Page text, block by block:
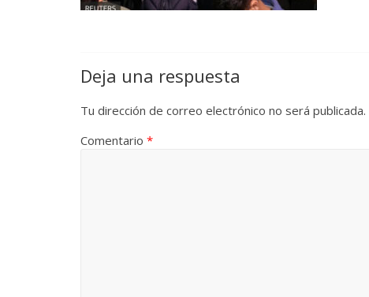
Deja una respuesta
Tu dirección de correo electrónico no será publicada.
Comentario *